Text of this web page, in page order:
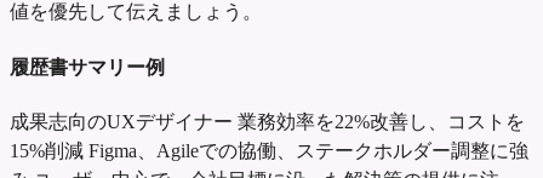
値を優先して伝えましょう。
履歴書サマリー例
成果志向のUXデザイナー 業務効率を22%改善し、コストを
15%削減 Figma、Agileでの協働、ステークホルダー調整に強